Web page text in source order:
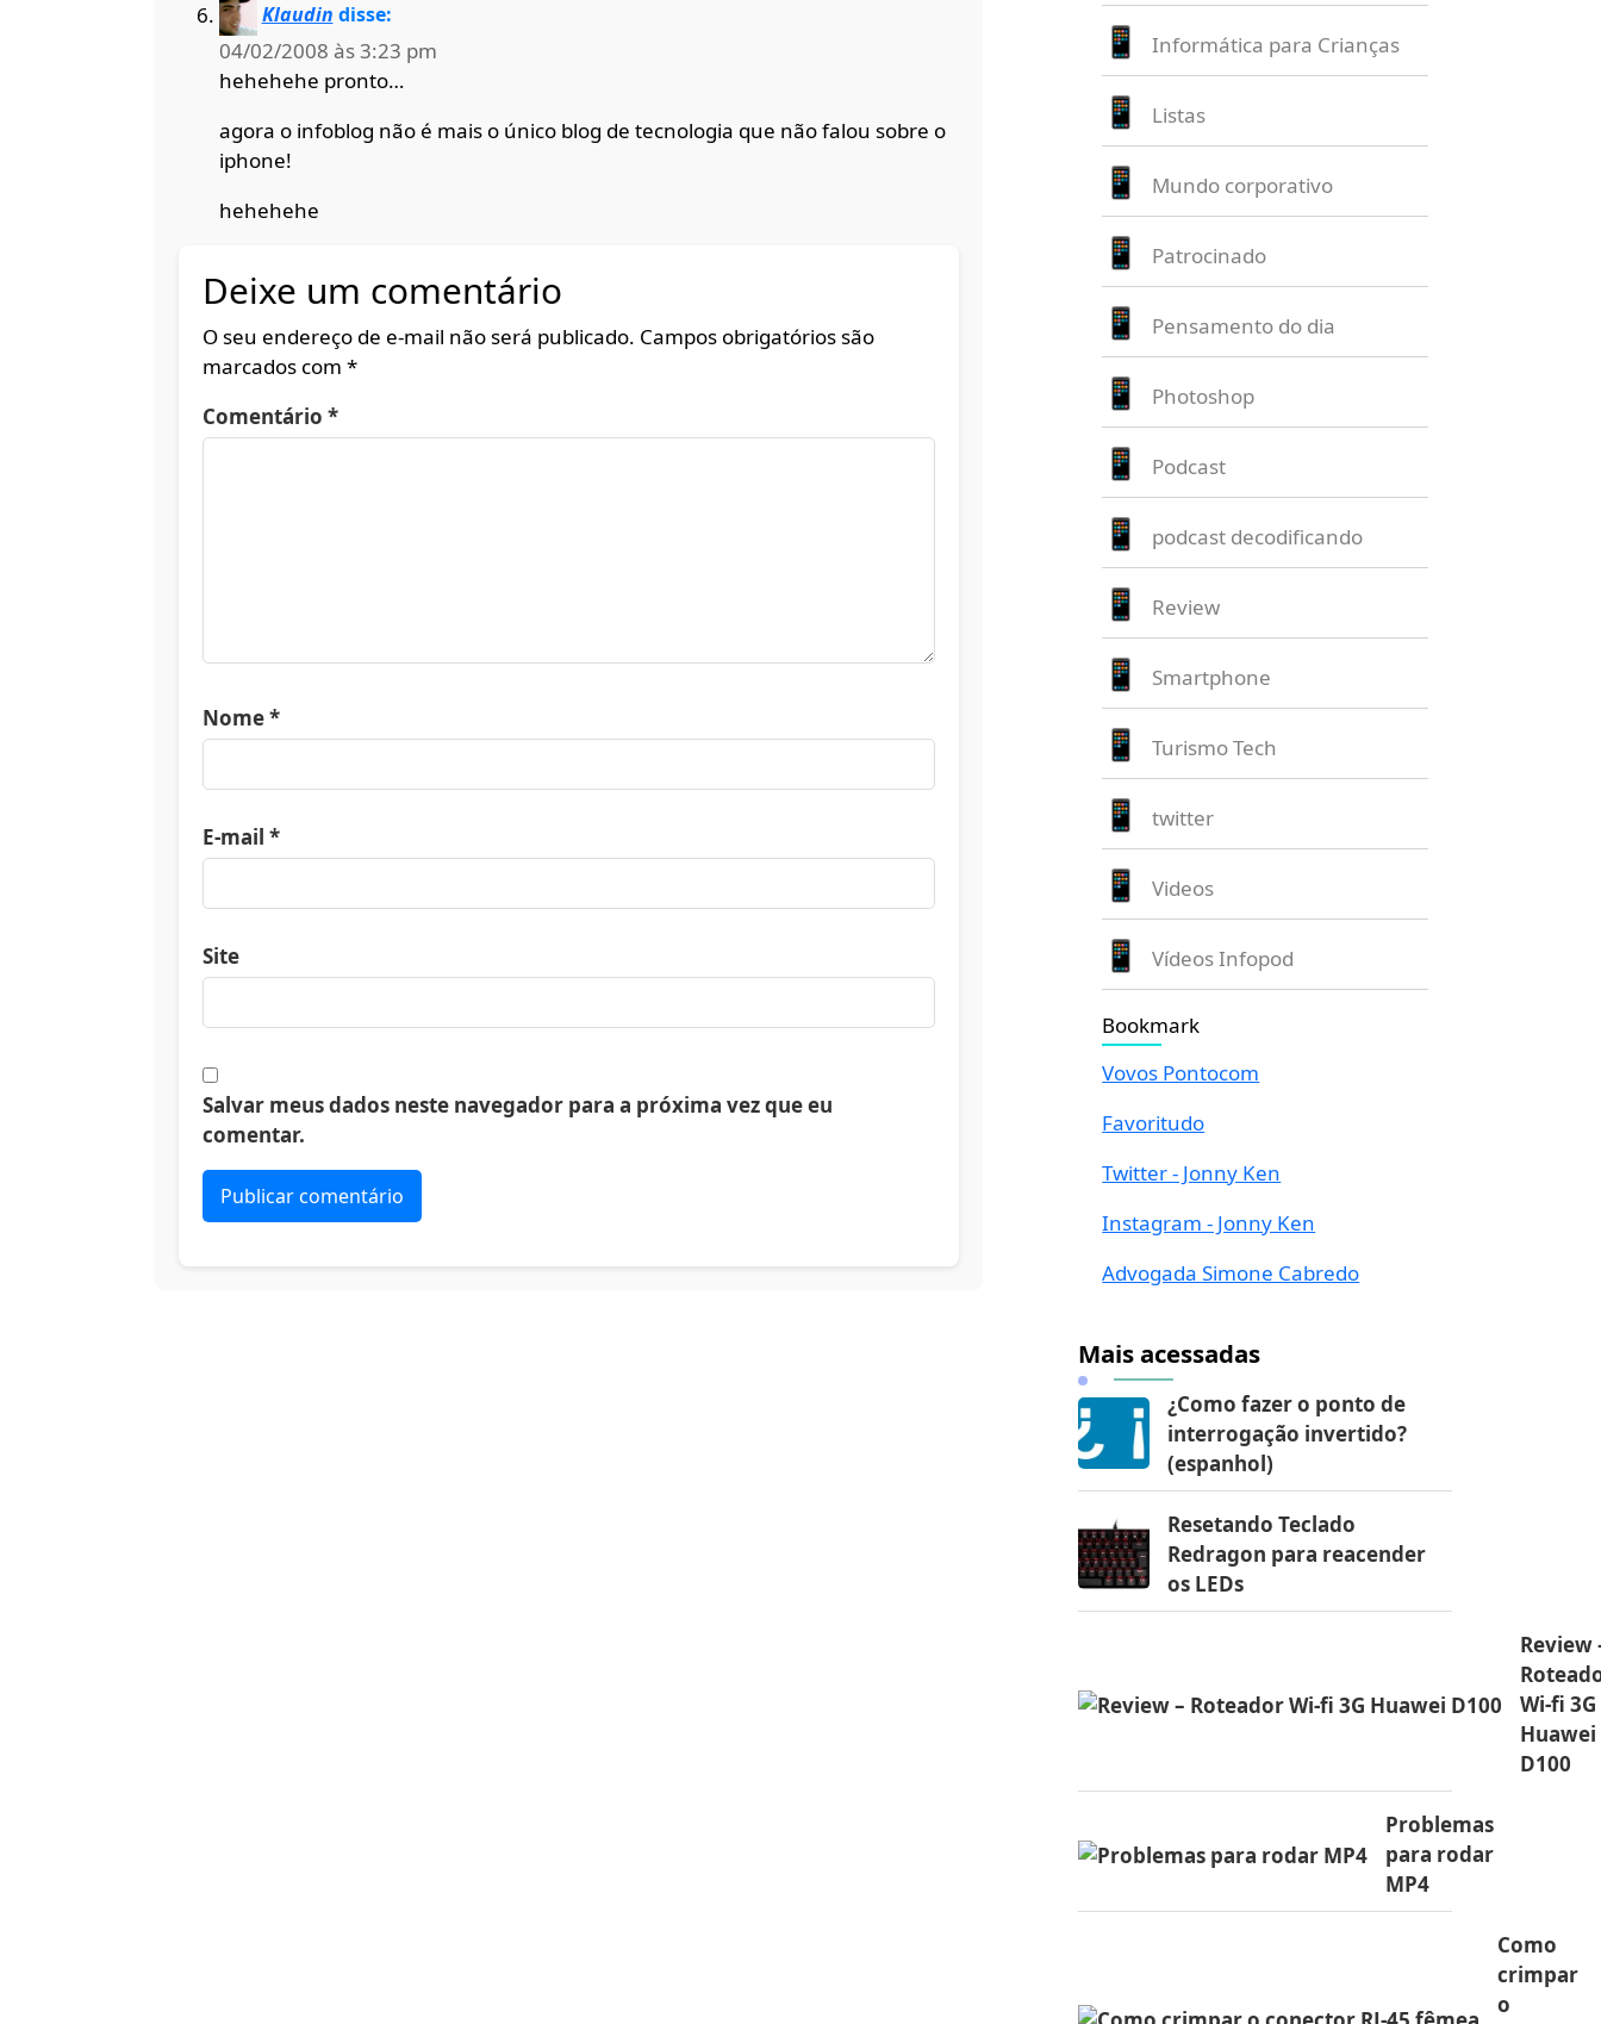
Klaudin disse:
04/02/2008 às 3:23 pm
hehehehe pronto…
agora o infoblog não é mais o único blog de tecnologia que não falou sobre o
iphone!
hehehehe
Deixe um comentário
O seu endereço de e-mail não será publicado. Campos obrigatórios são
marcados com *
Comentário *
Nome*
E-mail *
Site
Salvar meus dados neste navegador para a próxima vez que eu
comentar.
Informática para Crianças
Listas
Mundo corporativo
Patrocinado
Pensamento do dia
Photoshop
Podcast
podcast decodificando
Review
Smartphone
Turismo Tech
twitter
Videos
Vídeos Infopod
Bookmark
Vovos Pontocom
Favoritudo
Twitter - Jonny Ken
Instagram - Jonny Ken
Advogada Simone Cabredo
Mais acessadas
¿Como fazer o ponto de
interrogação invertido?
(espanhol)
Resetando Teclado
Redragon para reacender
os LEDs
Review
Wi-fi 3G
Huawei
D100
Problemas
para rodar
MP4
Como
crimpar
o